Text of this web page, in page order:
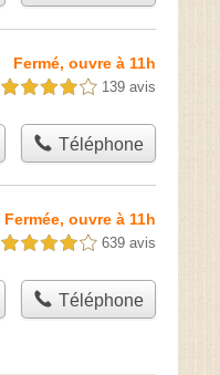
Fermé, ouvre à 11h
4,0 étoiles sur 5 139 avis
Téléphone
Fermée, ouvre à 11h
4,0 étoiles sur 5 639 avis
Téléphone